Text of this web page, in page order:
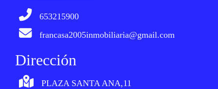
653215900
francasa2005inmobiliaria@gmail.com
Dirección
PLAZA SANTA ANA,11